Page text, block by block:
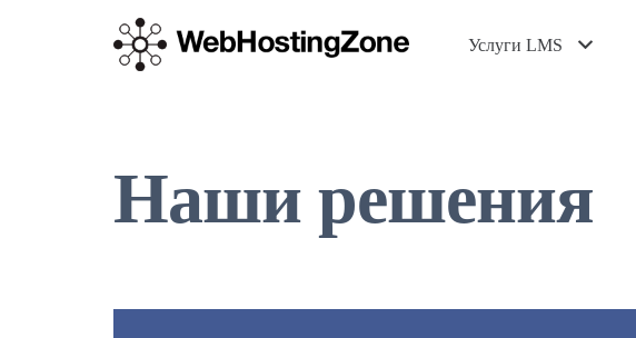
Услуги LMS
Наши решения